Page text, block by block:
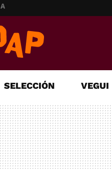
SELECCIÓN VEGUI